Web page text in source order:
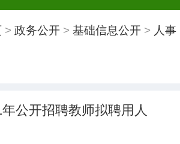
> 政务公开> 基础信息公开> 人事
公开招聘教师拟聘用人